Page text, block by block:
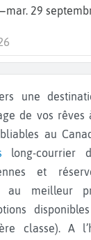
mar. 29
de vos rêves
au
long-courrier
et
au meilleur
classe). A